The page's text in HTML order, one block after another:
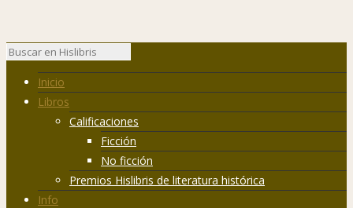
Inicio
Libros
Calificaciones
Ficción
No ficción
Premios Hislibris de literatura histórica
Info